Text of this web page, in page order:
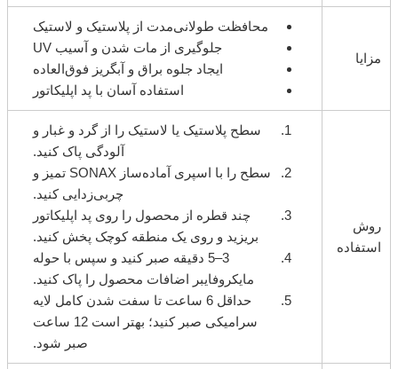
مزایا
محافظت طولانی‌مدت از پلاستیک و لاستیک
جلوگیری از مات شدن و آسیب UV
ایجاد جلوه براق و آبگریز فوق‌العاده
استفاده آسان با پد اپلیکاتور
روش
استفاده
سطح پلاستیک یا لاستیک را از گرد و غبار و
آلودگی پاک کنید.
سطح را با اسپری آماده‌ساز SONAX تمیز و
چربی‌زدایی کنید.
چند قطره از محصول را روی پد اپلیکاتور
بریزید و روی یک منطقه کوچک پخش کنید.
3–5 دقیقه صبر کنید و سپس با حوله
مایکروفایبر اضافات محصول را پاک کنید.
حداقل 6 ساعت تا سفت شدن کامل لایه
سرامیکی صبر کنید؛ بهتر است 12 ساعت
صبر شود.